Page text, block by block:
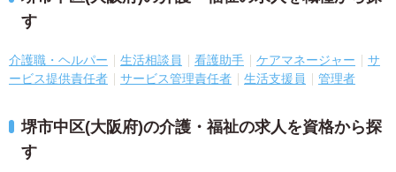
す
介護職・ヘルパー 生活相談員 看護助手 ケアマネージャー
サ
ービス提供責任者
サービス管理責任者 生活支援員 管理者
堺市中区(大阪府)の介護・福祉の求人を資格から探
す